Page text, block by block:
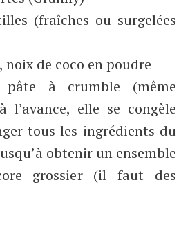
(fraîches ou surgelées
noix de coco en poudre
à crumble (même
l’avance, elle se congèle
tous les ingrédients du
obtenir un ensemble
grossier (il faut des